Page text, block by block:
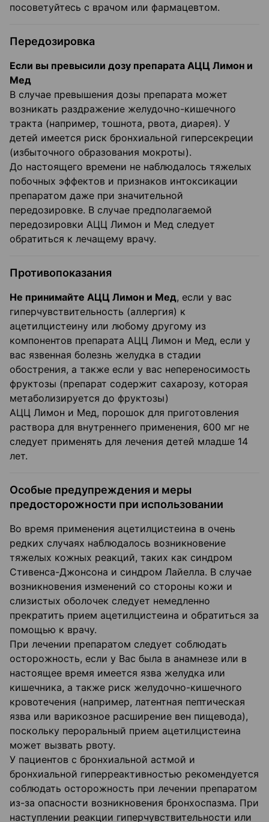
посоветуйтесь с врачом или фармацевтом.
Передозировка
Если вы превысили дозу препарата АЦЦ Лимон и
Мед
В случае превышения дозы препарата может
возникать раздражение желудочно-кишечного
тракта (например, тошнота, рвота, диарея). У
детей имеется риск бронхиальной гиперсекреции
(избыточного образования мокроты).
До настоящего времени не наблюдалось тяжелых
побочных эффектов и признаков интоксикации
препаратом даже при значительной
передозировке. В случае предполагаемой
передозировки АЦЦ Лимон и Мед следует
обратиться к лечащему врачу.
Противопоказания
Не принимайте АЦЦ Лимон и Мед, если у вас
гиперчувствительность (аллергия) к
ацетилцистеину или любому другому из
компонентов препарата АЦЦ Лимон и Мед, если у
вас язвенная болезнь желудка в стадии
обострения, а также если у вас непереносимость
фруктозы (препарат содержит сахарозу, которая
метаболизируется до фруктозы)
АЦЦ Лимон и Мед, порошок для приготовления
раствора для внутреннего применения, 600 мг не
следует применять для лечения детей младше 14
лет.
Особые предупреждения и меры
предосторожности при использовании
Во время применения ацетилцистеина в очень
редких случаях наблюдалось возникновение
тяжелых кожных реакций, таких как синдром
Стивенса-Джонсона и синдром Лайелла. В случае
возникновения изменений со стороны кожи и
слизистых оболочек следует немедленно
прекратить прием ацетилцистеина и обратиться за
помощью к врачу.
При лечении препаратом следует соблюдать
осторожность, если у Вас была в анамнезе или в
настоящее время имеется язва желудка или
кишечника, а также риск желудочно-кишечного
кровотечения (например, латентная пептическая
язва или варикозное расширение вен пищевода),
поскольку пероральный прием ацетилцистеина
может вызвать рвоту.
У пациентов с бронхиальной астмой и
бронхиальной гиперреактивностью рекомендуется
соблюдать осторожность при лечении препаратом
из-за опасности возникновения бронхоспазма. При
наступлении реакции гиперчувствительности или